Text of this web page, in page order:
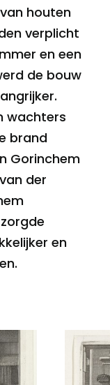
houten
verplicht
en een
de bouw
wachters
brand
Gorinchem
der
en